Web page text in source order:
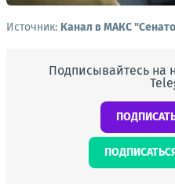
Источник: Канал в МАКС
Подписывайтесь на
ПОДПИСАТЬСЯ